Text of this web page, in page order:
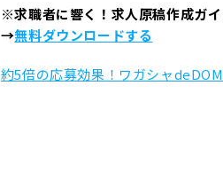
※求職者に響く！求人原稿作成ガイ
→無料ダウンロードする
約5倍の応募効果！ワガシャ